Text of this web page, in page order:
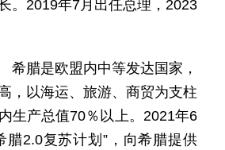
。2019年7月出任总理，2023
腊是欧盟内中等发达国家，
，以海运、旅游、商贸为支柱
生产总值70％以上。2021年6
腊2.0复苏计划”，向希腊提供